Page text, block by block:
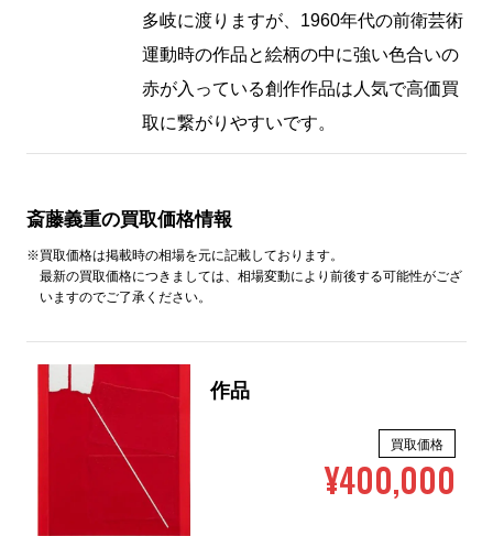
ます。
油彩、レリーフ、彫刻、版画など表現は
多岐に渡りますが、1960年代の前衛芸術
取に繋がりやすいです。
斎藤義重の買取価格情報
※買取価格は掲載時の相場を元に記載しております。
最新の買取価格につきましては、相場変動により前後する可能性がござ
いますのでご了承ください。